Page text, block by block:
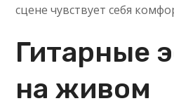
сцене чувствует себя
Гитарные
на живом